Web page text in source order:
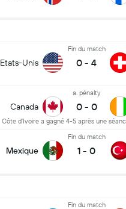
Etats-Unis
Fin du match
0 - 4
Canada
a. pénalty
0 - 0
Côte d'Ivoire a gagné 4-5 après une
Mexique
Fin du match
1 - 0
Fin du match